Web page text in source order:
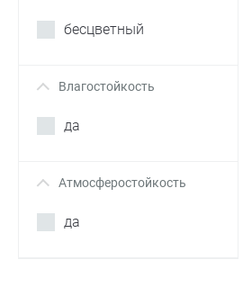
бесцветный
+ Влагостойкость
да
+ Атмосферостойкость
да